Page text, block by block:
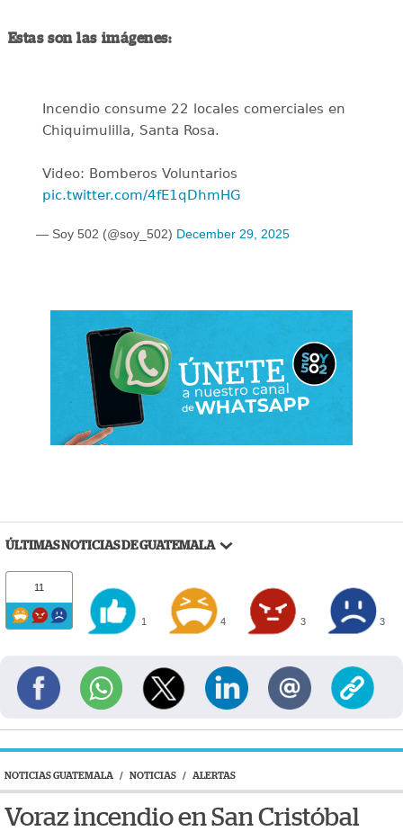
Estas son las imágenes:
Incendio consume 22 locales comerciales en
Chiquimulilla, Santa Rosa.
Video: Bomberos Voluntarios
pic.twitter.com/4fE1qDhmHG
— Soy 502 (@soy_502) December 29, 2025
ÚLTIMAS NOTICIAS DE GUATEMALA
11
1 4 3 3
NOTICIAS GUATEMALA / NOTICIAS / ALERTAS
Voraz incendio en San Cristóbal